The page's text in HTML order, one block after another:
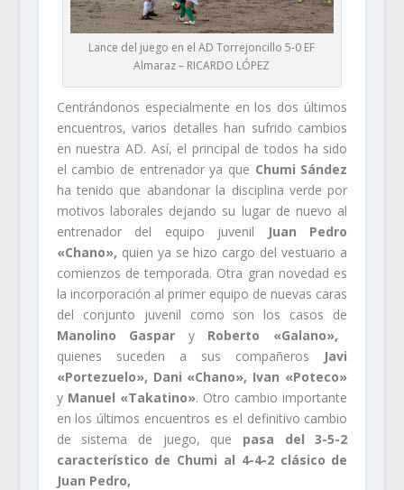
Lance del juego en el AD Torrejoncillo 5-0 EF
Almaraz – RICARDO LÓPEZ
Centrándonos especialmente en los dos últimos
encuentros, varios detalles han sufrido cambios
en nuestra AD. Así, el principal de todos ha sido
el cambio de entrenador ya que Chumi Sández
ha tenido que abandonar la disciplina verde por
motivos laborales dejando su lugar de nuevo al
entrenador del equipo juvenil
Juan Pedro
«Chano», quien ya se hizo cargo del vestuario a
comienzos de temporada. Otra gran novedad es
la incorporación al primer equipo de nuevas caras
del conjunto juvenil como son los casos de
Manolino Gaspar y Roberto «Galano»,
quienes suceden a sus compañeros Javi
«Portezuelo», Dani «Chano», Ivan «Poteco»
y Manuel «Takatino». Otro cambio importante
en los últimos encuentros es el definitivo cambio
de sistema de juego, que pasa del 3-5-2
característico de Chumi al 4-4-2 clásico de
Juan Pedro,